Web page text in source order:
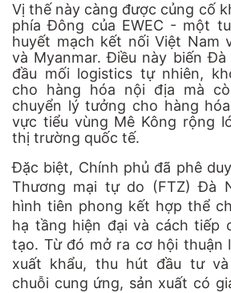
Vị thế này càng được củng cố
phía Đông của EWEC - một
huyết mạch kết nối Việt Nam
và Myanmar. Điều này biến
đầu mối logistics tự nhiên,
cho hàng hóa nội địa mà
chuyển lý tưởng cho hàng
vực tiểu vùng Mê Kông rộng
thị trường quốc tế.
Đặc biệt, Chính phủ đã phê
Thương mại tự do (FTZ) Đà
hình tiên phong kết hợp thể
hạ tầng hiện đại và cách tiếp
tạo. Từ đó mở ra cơ hội thuận
xuất khẩu, thu hút đầu tư
chuỗi cung ứng, sản xuất có